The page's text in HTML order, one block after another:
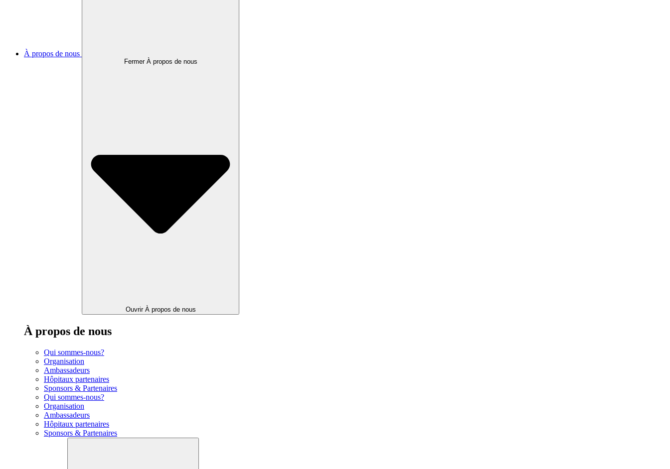
À propos de nous
Fermer À propos de nous
Ouvrir À propos de nous
À propos de nous
Qui sommes-nous?
Organisation
Ambassadeurs
Hôpitaux partenaires
Sponsors & Partenaires
Qui sommes-nous?
Organisation
Ambassadeurs
Hôpitaux partenaires
Sponsors & Partenaires